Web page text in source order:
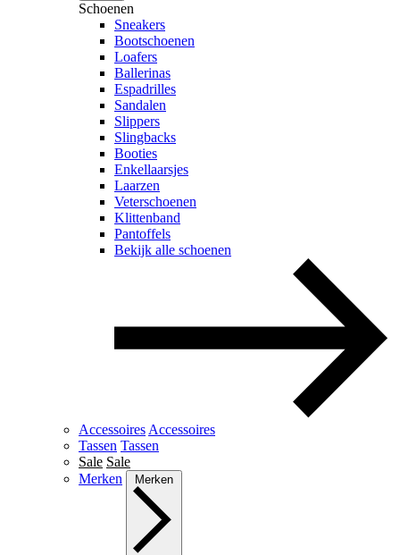
Schoenen
Sneakers
Bootschoenen
Loafers
Ballerinas
Espadrilles
Sandalen
Slippers
Slingbacks
Booties
Enkellaarsjes
Laarzen
Veterschoenen
Klittenband
Pantoffels
Bekijk alle schoenen
Accessoires Accessoires
Tassen Tassen
Sale Sale
Merken
Merken